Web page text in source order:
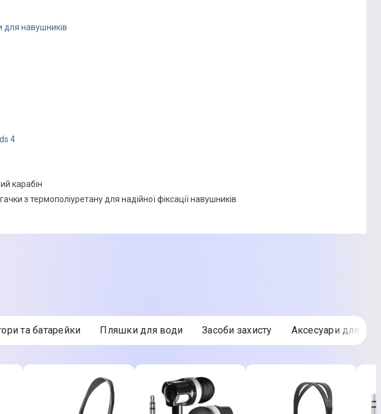
для навушників
4
карабін
з термополіуретану для надійної фіксації навушників
може відрізнятись від представленого на фото, характеристики та комплектація
змінюватися виробником. Подробиці уточнюйте у менеджера
та батарейки Пляшки для води Засоби захисту Аксесуари для